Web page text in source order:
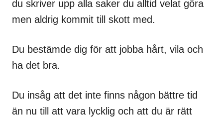
du skriver upp alla saker du alltid velat göra
men aldrig kommit till skott med.
Du bestämde dig för att jobba hårt, vila och
ha det bra.
Du insåg att det inte finns någon bättre tid
än nu till att vara lycklig och att du är rätt